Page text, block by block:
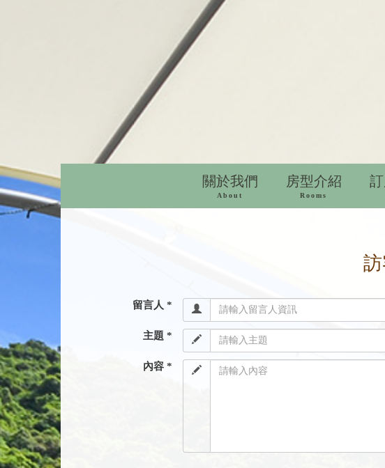
關於我們
About
房型介紹
Rooms
留言人 *
主題 *
內容 *